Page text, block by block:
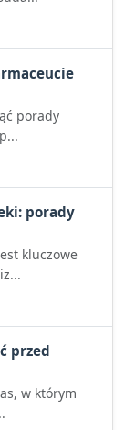
porady
porady
kluczowe
przed
w którym